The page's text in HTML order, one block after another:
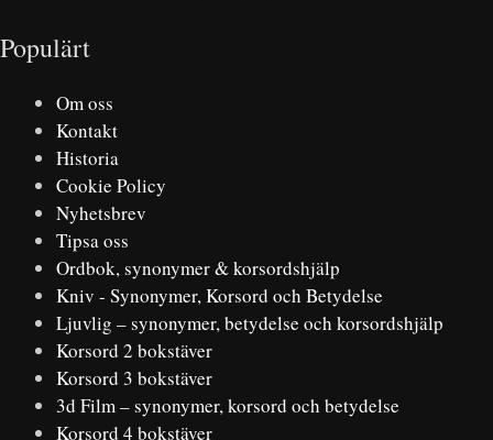
Populärt
Om oss
Kontakt
Historia
Cookie Policy
Nyhetsbrev
Tipsa oss
Ordbok, synonymer & korsordshjälp
Kniv - Synonymer, Korsord och Betydelse
Ljuvlig – synonymer, betydelse och korsordshjälp
Korsord 2 bokstäver
Korsord 3 bokstäver
3d Film – synonymer, korsord och betydelse
Korsord 4 bokstäver